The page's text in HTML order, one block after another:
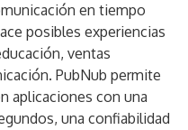
en tiempo
posibles experiencias
ventas
PubNub permite
aplicaciones con una
una confiabilidad